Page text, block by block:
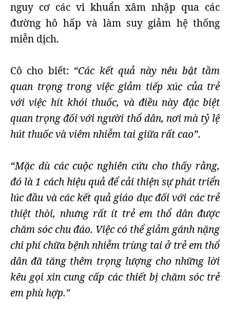
nguy cơ các vi khuẩn xâm nhập qua các
đường hô hấp và làm suy giảm hệ thống
miễn dịch.
Cô cho biết: “Các kết quả này nêu bật tầm
quan trọng trong việc giảm tiếp xúc của trẻ
với việc hít khói thuốc, và điều này đặc biệt
quan trọng đối với người thổ dân, nơi mà tỷ lệ
hút thuốc và viêm nhiễm tai giữa rất cao”.
“Mặc dù các cuộc nghiên cứu cho thấy rằng,
đó là 1 cách hiệu quả để cải thiện sự phát triển
lúc đầu và các kết quả giáo dục đối với các trẻ
thiệt thòi, nhưng rất ít trẻ em thổ dân được
chăm sóc chu đáo. Việc có thể giảm gánh nặng
chi phí chữa bệnh nhiễm trùng tai ở trẻ em thổ
dân đã tăng thêm trọng lượng cho những lời
kêu gọi xin cung cấp các thiết bị chăm sóc trẻ
em phù hợp."